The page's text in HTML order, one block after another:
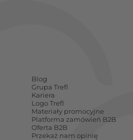
Blog
Grupa Trefl
Kariera
Logo Trefl
Materiały promocyjne
Platforma zamówień B2B
Oferta B2B
Przekaż nam opinię